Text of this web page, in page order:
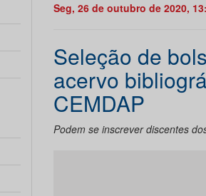
Seg, 26 de outubro de 2020,
Seleção de
acervo
CEMDAP
Podem se inscrever discentes